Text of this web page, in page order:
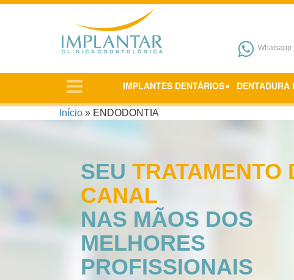
Whatsapp
IMPLANTES DENTÁRIOS DENTADURA
Início » ENDODONTIA
SEU TRATAMENTO
CANAL
NAS MÃOS DOS
MELHORES
PROFISSIONAIS